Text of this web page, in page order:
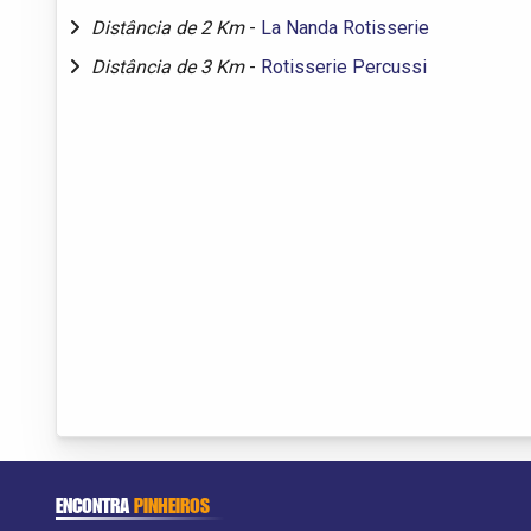
Distância de 2 Km - La Nanda Rotisserie
Distância de 3 Km - Rotisserie Percussi
ENCONTRAPINHEIROS